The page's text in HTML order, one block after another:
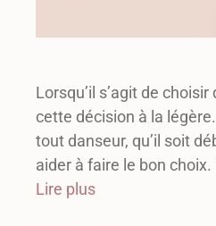
Lorsqu’il s’agit de
cette décision à la
tout danseur, qu’il soit
aider à faire le bon
Lire plus